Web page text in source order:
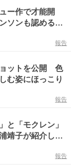
ー作で才能開
ソンも認める演
報告
ョットを公開 色
む姿にほっこり
報告
と「モクレン」
靖子が紹介し
この国の花も幸
報告